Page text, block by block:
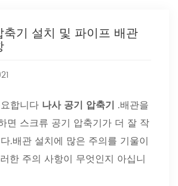
기 설치 및 파이프 배관
합니다 나사 공기 압축기 .배관을
면 스크류 공기 압축기가 더 잘 작
.배관 설치에 많은 주의를 기울이
한 주의 사항이 무엇인지 아십니